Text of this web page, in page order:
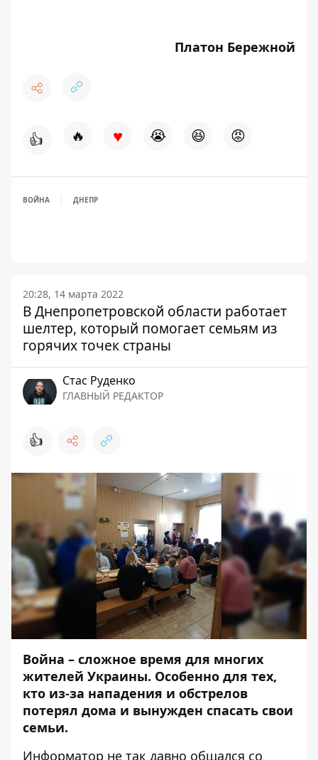
Платон Бережной
👍 🔥 ♥ 😭 😆 😡
ВОЙНА ДНЕПР
20:28, 14 марта 2022
В Днепропетровской области работает
шелтер, который помогает семьям из
горячих точек страны
Стаc Руденко
ГЛАВНЫЙ РЕДАКТОР
👍
Война – сложное время для многих
жителей Украины. Особенно для тех,
кто из-за нападения и обстрелов
потерял дома и вынужден спасать свои
семьи.
Информатор не так давно общался со